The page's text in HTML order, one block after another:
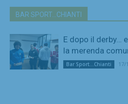
BAR SPORT...CHIANTI
E dopo il derby…
la merenda
Bar Sport...Chianti 17/